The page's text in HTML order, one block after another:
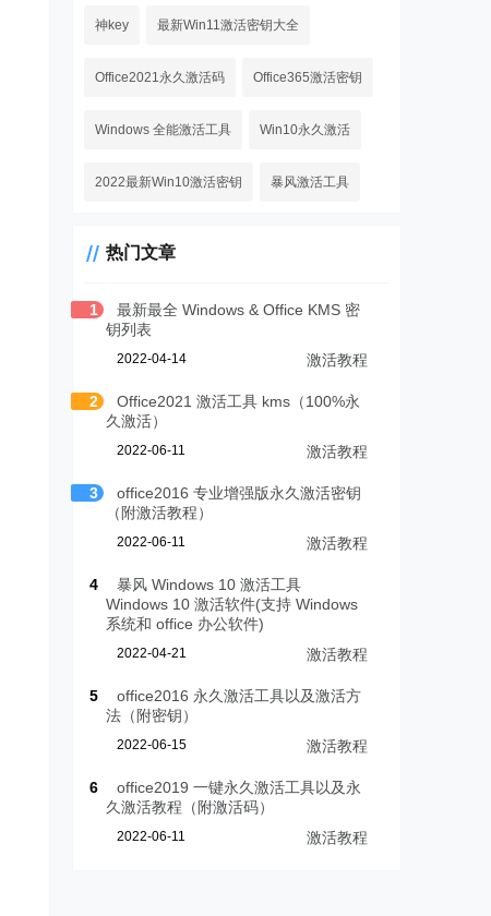
神key 最新Win11激活密钥大全
Office2021永久激活码 Office365激活密钥
Windows 全能激活工具 Win10永久激活
2022最新Win10激活密钥 暴风激活工具
热门文章
1
最新最全 Windows & Office KMS 密
钥列表
2022-04-14 激活教程
2
Office2021 激活工具 kms（100%永
久激活）
2022-06-11 激活教程
3
office2016 专业增强版永久激活密钥
（附激活教程）
2022-06-11 激活教程
4
暴风 Windows 10 激活工具
Windows 10 激活软件(支持 Windows
系统和 office 办公软件)
2022-04-21 激活教程
5
office2016 永久激活工具以及激活方
法（附密钥）
2022-06-15 激活教程
6
office2019 一键永久激活工具以及永
久激活教程（附激活码）
2022-06-11 激活教程